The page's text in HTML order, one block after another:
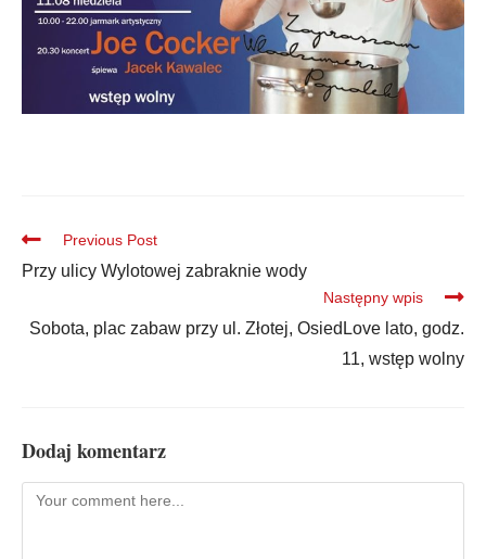
Previous Post
Przy ulicy Wylotowej zabraknie wody
Następny wpis
Sobota, plac zabaw przy ul. Złotej, OsiedLove lato, godz.
11, wstęp wolny
Dodaj komentarz